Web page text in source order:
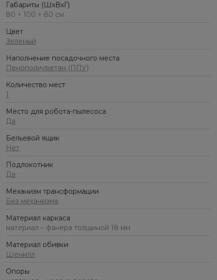
Габариты (ШхВхГ)
80 × 100 × 80 см
Цвет
Зеленый
Наполнение посадочного места
Пенополиуретан (ППУ)
Количество мест
1
Место для робота-пылесоса
Да
Бельевой ящик
Нет
Подлокотник
Да
Механизм трансформации
Без механизма
Материал каркаса
материал – фанера толщиной 18 мм
Материал обивки
Шенилл
Опоры